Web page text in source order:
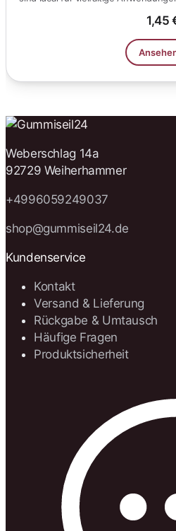
1,45
Weberschlag 14a
92729 Weiherhammer
+4996059249037
shop@gummiseil24.de
Kundenservice
Kontakt
Versand & Lieferung
Rückgabe & Umtausch
Häufige Fragen
Produktsicherheit